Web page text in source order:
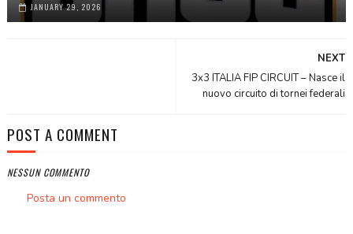
JANUARY 29, 2026
NEXT
3x3 ITALIA FIP CIRCUIT – Nasce il
nuovo circuito di tornei federali
POST A COMMENT
NESSUN COMMENTO
Posta un commento